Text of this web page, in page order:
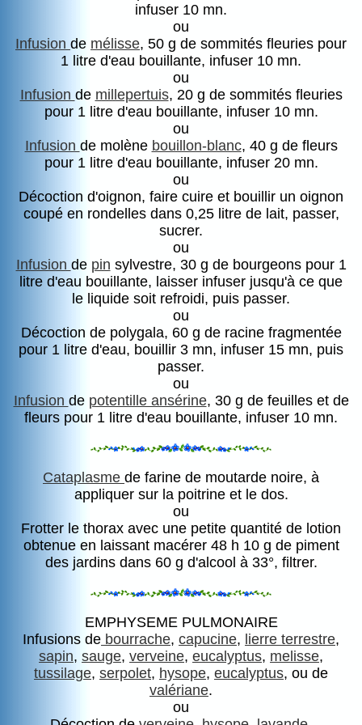
infuser 10 mn.
ou
Infusion de mélisse, 50 g de sommités fleuries pour
1 litre d'eau bouillante, infuser 10 mn.
ou
Infusion de millepertuis, 20 g de sommités fleuries
pour 1 litre d'eau bouillante, infuser 10 mn.
ou
Infusion de molène bouillon-blanc, 40 g de fleurs
pour 1 litre d'eau bouillante, infuser 20 mn.
ou
Décoction d'oignon, faire cuire et bouillir un oignon
coupé en rondelles dans 0,25 litre de lait, passer,
sucrer.
ou
Infusion de pin sylvestre, 30 g de bourgeons pour 1
litre d'eau bouillante, laisser infuser jusqu'à ce que
le liquide soit refroidi, puis passer.
ou
Décoction de polygala, 60 g de racine fragmentée
pour 1 litre d'eau, bouillir 3 mn, infuser 15 mn, puis
passer.
ou
Infusion de potentille ansérine, 30 g de feuilles et de
fleurs pour 1 litre d'eau bouillante, infuser 10 mn.
Cataplasme de farine de moutarde noire, à
appliquer sur la poitrine et le dos.
ou
Frotter le thorax avec une petite quantité de lotion
obtenue en laissant macérer 48 h 10 g de piment
des jardins dans 60 g d'alcool à 33°, filtrer.
EMPHYSEME PULMONAIRE
Infusions de bourrache, capucine, lierre terrestre,
sapin, sauge, verveine, eucalyptus, melisse,
tussilage, serpolet, hysope, eucalyptus, ou de
valériane.
ou